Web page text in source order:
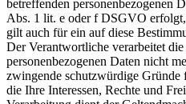
betreffenden personenbezogenen
Abs. 1 lit. e oder f DSGVO
gilt auch für ein auf diese
Der Verantwortliche verarbeitet die
personenbezogenen Daten nicht
zwingende schutzwürdige Gründe
die Ihre Interessen, Rechte und